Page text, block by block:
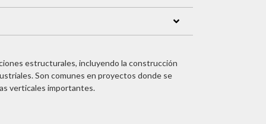
estructurales, incluyendo la construcción
Son comunes en proyectos donde se
verticales importantes.